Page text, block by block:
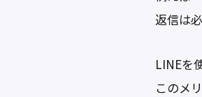
返信は
LINEを
このメ